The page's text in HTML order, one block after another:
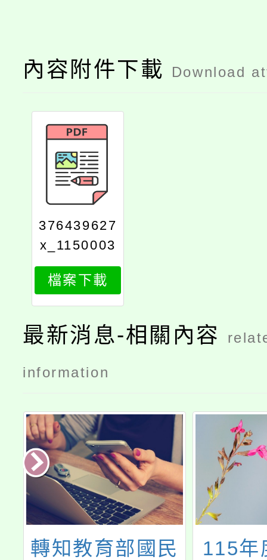
內容附件下載 Download
376439627
x_1150003
661_attach
1
檔案下載
最新消息-相關內容
information
轉知教育部國民
115年